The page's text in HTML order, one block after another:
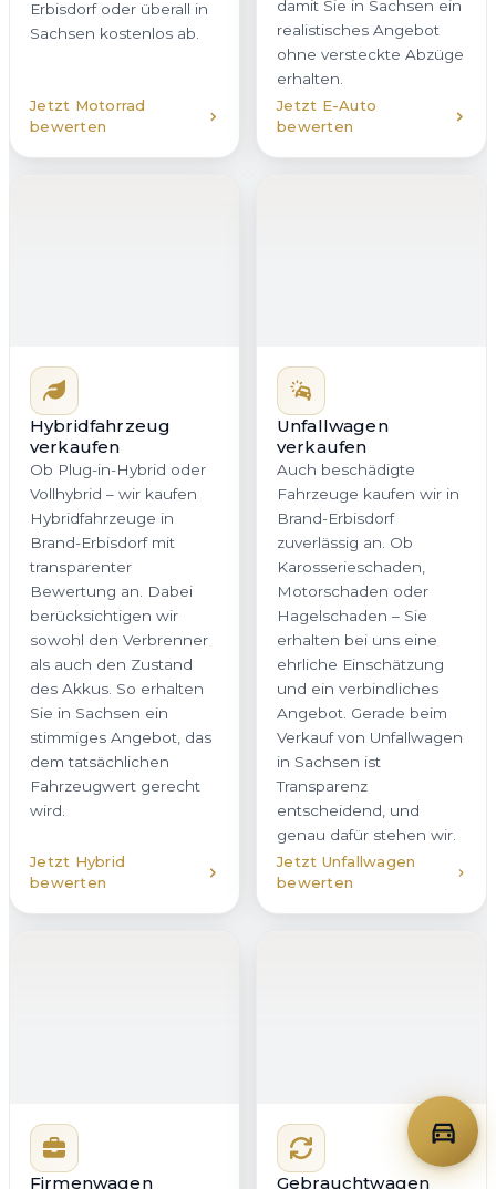
Ob Plug-in-Hybrid oder
Vollhybrid – wir kaufen
Hybridfahrzeuge in
stimmiges Angebot, das
dem tatsächlichen
Fahrzeugwert gerecht
wird.
Jetzt Hybrid
bewerten
Unfallwagen
verkaufen
Auch beschädigte
Fahrzeuge kaufen wir in
Angebot. Gerade beim
Verkauf von Unfallwagen
in Sachsen ist
Transparenz
entscheidend, und
genau dafür stehen wir.
Jetzt Unfallwagen
bewerten
Firmenwagen
verkaufen
Sie möchten einen
Firmenwagen oder eine
ganze Flotte in Brand-
bieten Unternehmen in
Sachsen eine
professionelle, diskrete
Gebrauchtwagen
verkaufen
Wir kaufen
Gebrauchtwagen in
Brand-Erbisdorf aller
Klassen und Marken an
– vom gepflegten
Stadtauto bis zum
Fahrzeug mit hoher
Brand-Erbisdorf und
ganz Sachsen – ohne
versteckte